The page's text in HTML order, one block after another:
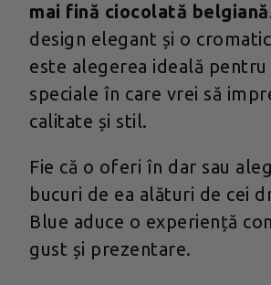
mai fină ciocolată belgiană
design elegant și o
este alegerea ideală pentru
speciale în care vrei să
calitate și stil.
Fie că o oferi în dar sau
bucuri de ea alături de cei
Blue aduce o experiență
gust și prezentare.